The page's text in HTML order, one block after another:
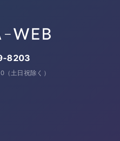
8203
土日祝除く）